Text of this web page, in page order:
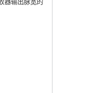
器输出脉宽的